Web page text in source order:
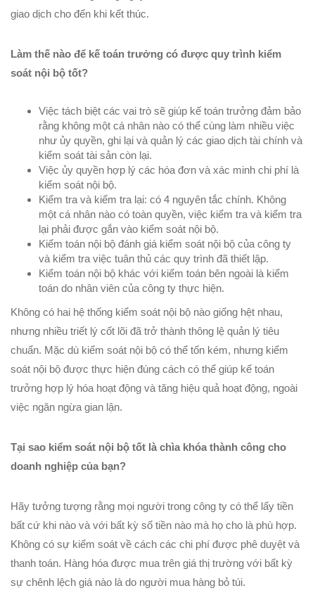
giao dịch cho đến khi kết thúc.
Làm thế nào để kế toán trưởng có được quy trình kiểm
soát nội bộ tốt?
Việc tách biệt các vai trò sẽ giúp kế toán trưởng đảm bảo
rằng không một cá nhân nào có thể cùng làm nhiều việc
như ủy quyền, ghi lại và quản lý các giao dịch tài chính và
kiểm soát tài sản còn lại.
Việc ủy quyền hợp lý các hóa đơn và xác minh chi phí là
kiểm soát nội bộ.
Kiểm tra và kiểm tra lại: có 4 nguyên tắc chính. Không
một cá nhân nào có toàn quyền, việc kiểm tra và kiểm tra
lại phải được gắn vào kiểm soát nội bộ.
Kiểm toán nội bộ đánh giá kiểm soát nội bộ của công ty
và kiểm tra việc tuân thủ các quy trình đã thiết lập.
Kiểm toán nội bộ khác với kiểm toán bên ngoài là kiểm
toán do nhân viên của công ty thực hiện.
Không có hai hệ thống kiểm soát nội bộ nào giống hệt nhau,
nhưng nhiều triết lý cốt lõi đã trở thành thông lệ quản lý tiêu
chuẩn. Mặc dù kiểm soát nội bộ có thể tốn kém, nhưng kiểm
soát nội bộ được thực hiện đúng cách có thể giúp kế toán
trưởng hợp lý hóa hoạt động và tăng hiệu quả hoạt động, ngoài
việc ngăn ngừa gian lận.
Tại sao kiểm soát nội bộ tốt là chìa khóa thành công cho
doanh nghiệp của bạn?
Hãy tưởng tượng rằng mọi người trong công ty có thể lấy tiền
bất cứ khi nào và với bất kỳ số tiền nào mà họ cho là phù hợp.
Không có sự kiểm soát về cách các chi phí được phê duyệt và
thanh toán. Hàng hóa được mua trên giá thị trường với bất kỳ
sự chênh lệch giá nào là do người mua hàng bỏ túi.